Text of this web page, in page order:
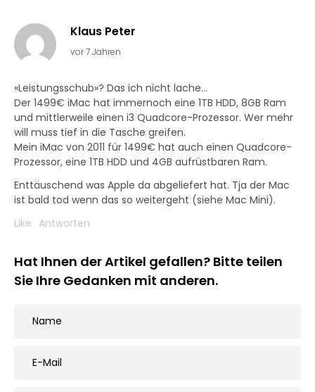
Klaus Peter
vor 7 Jahren
«Leistungsschub»? Das ich nicht lache…
Der 1499€ iMac hat immernoch eine 1TB HDD, 8GB Ram
und mittlerweile einen i3 Quadcore-Prozessor. Wer mehr
will muss tief in die Tasche greifen.
Mein iMac von 2011 für 1499€ hat auch einen Quadcore-
Prozessor, eine 1TB HDD und 4GB aufrüstbaren Ram.
Enttäuschend was Apple da abgeliefert hat. Tja der Mac
ist bald tod wenn das so weitergeht (siehe Mac Mini).
Like Antworten
Hat Ihnen der Artikel gefallen? Bitte teilen
Sie Ihre Gedanken mit anderen.